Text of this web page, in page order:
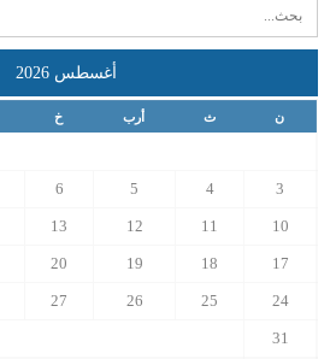
أغسطس 2026
ن ث أرب خ
3
4
5
6
10
11
12
13
17
18
19
20
24
25
26
27
31